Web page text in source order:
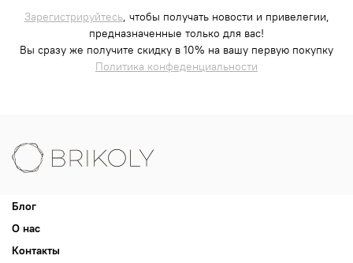
Зарегистрируйтесь, чтобы получать новости и привелегии,
предназначенные только для вас!
Вы сразу же получите скидку в 10% на вашу первую покупку
Политика конфеденциальности
Блог
О нас
Контакты